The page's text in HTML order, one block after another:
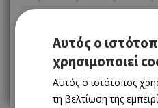
21 22 23
28 29 30
Αυτός ο
χρησιμοποιεί
Αυτός ο ιστότοπος
τη βελτίωση της